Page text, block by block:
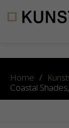
Home /
Coastal